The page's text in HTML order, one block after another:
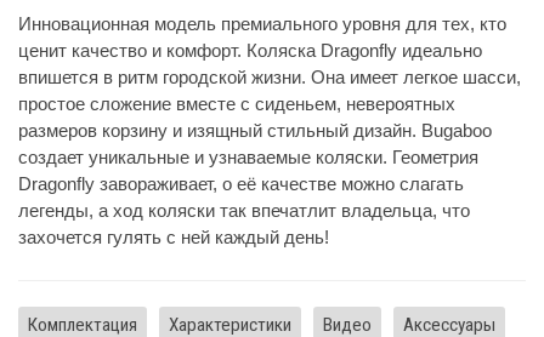
Инновационная модель премиального уровня для тех, кто
ценит качество и комфорт. Коляска Dragonfly идеально
впишется в ритм городской жизни. Она имеет легкое шасси,
простое сложение вместе с сиденьем, невероятных
размеров корзину и изящный стильный дизайн. Bugaboo
создает уникальные и узнаваемые коляски. Геометрия
Dragonfly завораживает, о её качестве можно слагать
легенды, а ход коляски так впечатлит владельца, что
захочется гулять с ней каждый день!
Комплектация Характеристики Видео Аксессуары